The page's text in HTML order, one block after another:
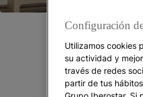
Configuración
Utilizamos cookies
su actividad y
través de redes
partir de tus